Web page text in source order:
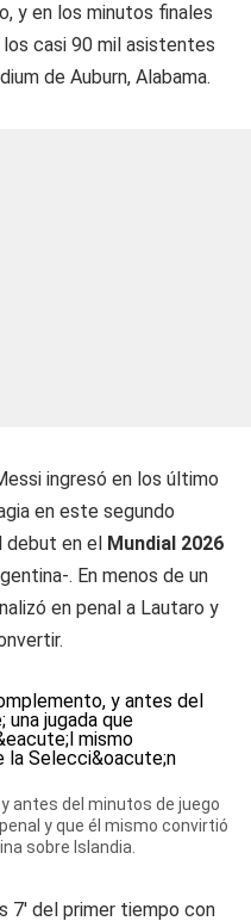
y en los minutos finales
casi 90 mil asistentes
de Auburn, Alabama.
ingresó en los último
en este segundo
debut en el Mundial 2026
. En menos de un
en penal a Lautaro y
antes del minutos de juego
y que él mismo convirtió
sobre Islandia.
7' del primer tiempo con